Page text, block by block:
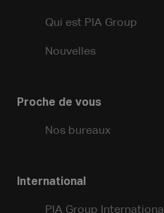
Qui est PIA Group
Nouvelles
Proche de vous
Nos bureaux
International
PIA Group International